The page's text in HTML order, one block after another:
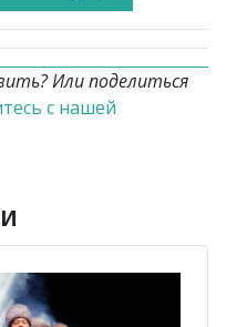
Или поделиться
с нашей